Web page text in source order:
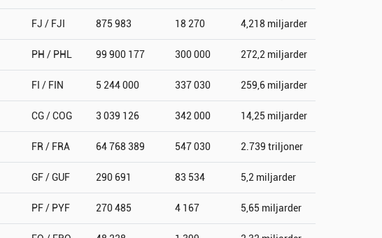
FJ / FJI 875 983 18 270 4,218 miljarder
PH / PHL 99 900 177 300 000 272,2 miljarder
FI / FIN 5 244 000 337 030 259,6 miljarder
CG / COG 3 039 126 342 000 14,25 miljarder
FR / FRA 64 768 389 547 030 2.739 triljoner
GF / GUF 290 691 83 534 5,2 miljarder
PF / PYF 270 485 4 167 5,65 miljarder